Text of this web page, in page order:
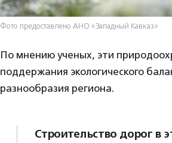
Фото предоставлено АНО «Западный Кавказ»
По мнению ученых, эти
поддержания экологического
разнообразия региона.
Строительство дорог в